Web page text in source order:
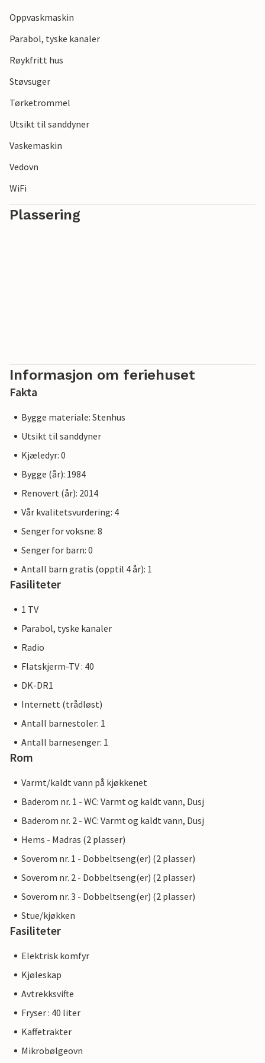
Oppvaskmaskin
Parabol, tyske kanaler
Røykfritt hus
Støvsuger
Tørketrommel
Utsikt til sanddyner
Vaskemaskin
Vedovn
WiFi
Plassering
Informasjon om feriehuset
Fakta
Bygge materiale: Stenhus
Utsikt til sanddyner
Kjæledyr: 0
Bygge (år): 1984
Renovert (år): 2014
Vår kvalitetsvurdering: 4
Senger for voksne: 8
Senger for barn: 0
Antall barn gratis (opptil 4 år): 1
Fasiliteter
1 TV
Parabol, tyske kanaler
Radio
Flatskjerm-TV : 40
DK-DR1
Internett (trådløst)
Antall barnestoler: 1
Antall barnesenger: 1
Rom
Varmt/kaldt vann på kjøkkenet
Baderom nr. 1 - WC: Varmt og kaldt vann, Dusj
Baderom nr. 2 - WC: Varmt og kaldt vann, Dusj
Hems - Madras (2 plasser)
Soverom nr. 1 - Dobbeltseng(er) (2 plasser)
Soverom nr. 2 - Dobbeltseng(er) (2 plasser)
Soverom nr. 3 - Dobbeltseng(er) (2 plasser)
Stue/kjøkken
Fasiliteter
Elektrisk komfyr
Kjøleskap
Avtrekksvifte
Fryser : 40 liter
Kaffetrakter
Mikrobølgeovn